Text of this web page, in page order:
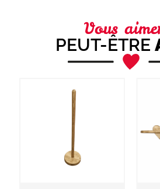
Vous
PEUT-ÊTRE